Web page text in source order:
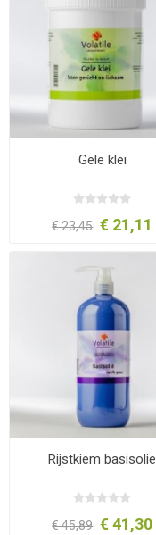
Gele klei
€ 23,45 € 21,11
Rijstkiem basisolie
€ 45,89 € 41,30